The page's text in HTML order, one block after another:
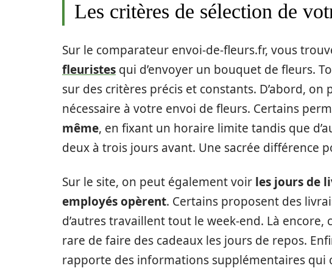
Les critères de sélection de
Sur le comparateur envoi-de-fleurs.fr, vous
fleuristes qui d’envoyer un bouquet de fleurs.
sur des critères précis et constants. D’abord, on
nécessaire à votre envoi de fleurs. Certains
même, en fixant un horaire limite tandis que
deux à trois jours avant. Une sacrée différence
Sur le site, on peut également voir les jours de
employés opèrent. Certains proposent des
d’autres travaillent tout le week-end. Là encore,
rare de faire des cadeaux les jours de repos.
rapporte des informations supplémentaires qui